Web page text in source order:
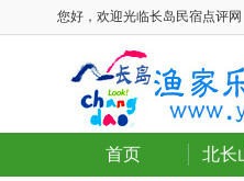
您好，欢迎光临长岛民宿点评网
首页 北长